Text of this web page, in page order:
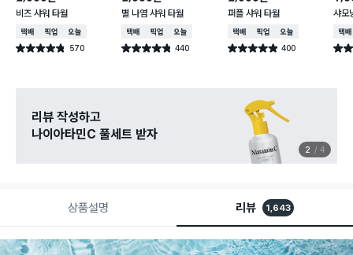
비즈 샤워 타월
택배배송매장픽업오늘배송
별점 4.8점 570
건 작성
별 나염 샤워 타월
택배배송매장픽업오늘배송
별점 4.8점 440
건 작성
퍼플 샤워 타월
택배배송매장픽업오늘배송
별점 4.9점 400
건 작성
샤모
택배
별점
리뷰 작성하고
나이아타민C 풀세트 받자
2 4
상품설명 리뷰 1,643